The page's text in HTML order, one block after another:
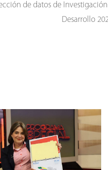
de datos de
Desarrollo